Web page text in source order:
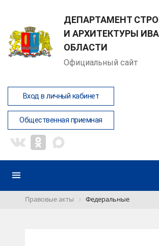
ДЕПАРТАМЕНТ
И АРХИТЕКТУРЫ
ОБЛАСТИ
Официальный сайт
Вход в личный кабинет
Общественная приемная
Правовые акты Федеральные